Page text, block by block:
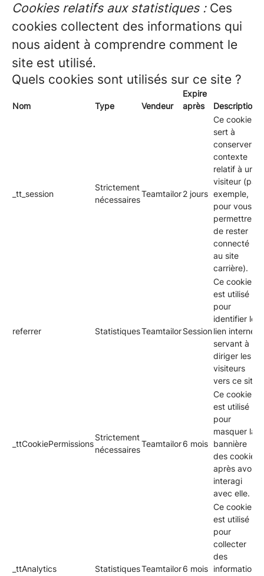
Cookies relatifs aux statistiques :Ces
cookies collectent des informations qui
nous aident à comprendre comment le
site est utilisé.
Quels cookies sont utilisés sur ce site ?
Nom Type Vendeur
Expire
après
Description
_tt_session
Strictement
nécessaires
Teamtailor2 jours
Ce cookie
sert à
conserver le
contexte
relatif à un
visiteur (par
exemple,
pour vous
permettre
de rester
connecté
au site
carrière).
referrer StatistiquesTeamtailorSession
Ce cookie
est utilisé
pour
identifier le
lien internet
servant à
diriger les
visiteurs
vers ce site.
_ttCookiePermissions
Strictement
nécessaires
Teamtailor6 mois
Ce cookie
est utilisé
pour
masquer la
bannière
des cookies
après avoir
interagi
avec elle.
_ttAnalytics StatistiquesTeamtailor6 mois
Ce cookie
est utilisé
pour
collecter
des
informations